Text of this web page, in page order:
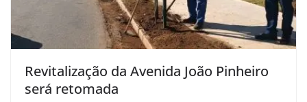
Revitalização da Avenida João Pinheiro
será retomada